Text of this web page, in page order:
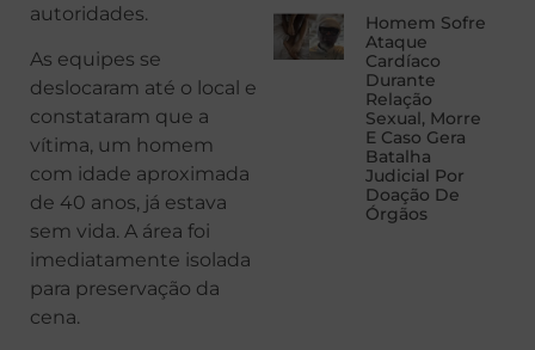
autoridades.
As equipes se
deslocaram até o local e
constataram que a
vítima, um homem
com idade aproximada
de 40 anos, já estava
sem vida. A área foi
imediatamente isolada
para preservação da
cena.
Homem Sofre
Ataque
Cardíaco
Durante
Relação
Sexual, Morre
E Caso Gera
Batalha
Judicial Por
Doação De
Órgãos